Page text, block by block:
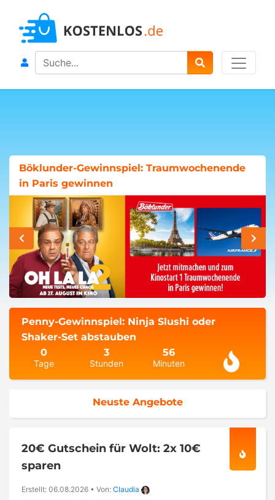
Search
Böklunder-Gewinnspiel: Traumwochenende
in Paris gewinnen
Penny-Gewinnspiel: Ninja Slushi oder
Shaker-Set abstauben
0
Tage
3
Stunden
56
Minuten
Neuste Angebote
20€ Gutschein für Wolt: 2x 10€
sparen
Erstellt: 06.08.2026 • Von: Claudia